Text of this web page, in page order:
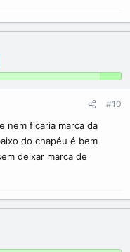
#10
nem ficaria marca da
do chapéu é bem
deixar marca de